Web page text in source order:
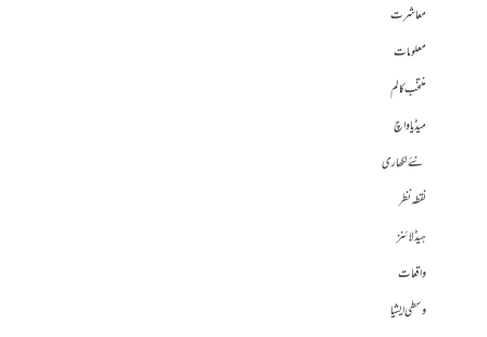
معاشرت
معلومات
منتخب کالم
میڈیا واچ
نئے لکھاری
نقطہ نظر
ہیڈلائنز
واقعات
وسطی ایشیا